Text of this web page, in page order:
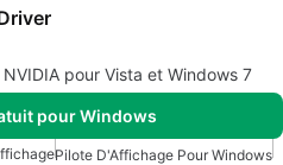
pour Vista et Windows 7
pour Windows
Pilote D'Affichage Pour Windows